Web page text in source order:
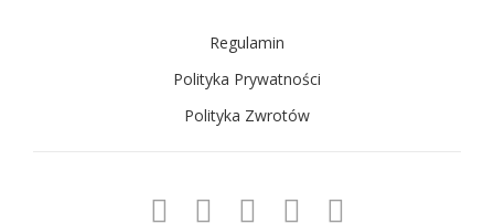
Regulamin
Polityka Prywatności
Polityka Zwrotów